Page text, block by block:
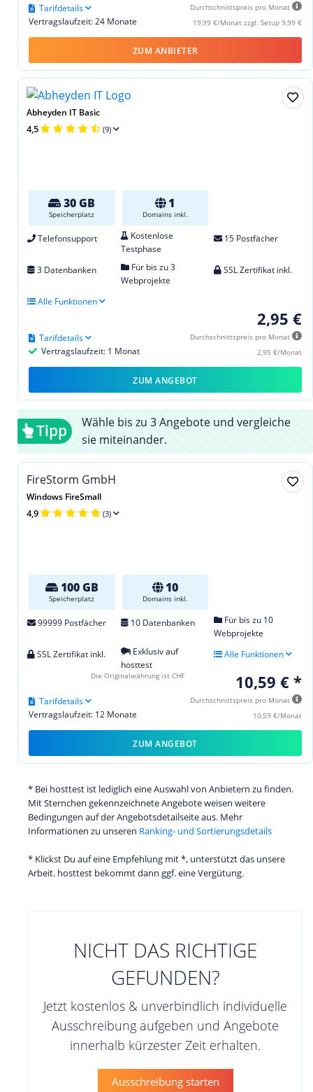
Durchschnittspreis pro Monat
19,99 €/Monat zzgl. Setup 9,99 €
Vertragslaufzeit: 24 Monate
Tarifdetails
ZUM ANBIETER
Abheyden IT Basic
4,5 (9)
30 GB
Speicherplatz
1
Domains inkl.
Telefonsupport
Kostenlose
Testphase
15 Postfächer
3 Datenbanken
Für bis zu 3
Webprojekte
SSL Zertifikat inkl.
Alle Funktionen
2,95 €
Durchschnittspreis pro Monat
2,95 €/Monat
Vertragslaufzeit: 1 Monat
Tarifdetails
ZUM ANGEBOT
Tipp
Wähle bis zu 3 Angebote und vergleiche
sie miteinander.
FireStorm GmbH
Windows FireSmall
4,9 (3)
100 GB
Speicherplatz
10
Domains inkl.
99999 Postfächer 10 Datenbanken
Für bis zu 10
Webprojekte
SSL Zertifikat inkl.
Exklusiv auf
hosttest
Alle Funktionen
10,59 € *
Durchschnittspreis pro Monat
10,59 €/Monat
Vertragslaufzeit: 12 Monate
Tarifdetails
Die Originalwährung ist CHF
ZUM ANGEBOT
* Bei hosttest ist lediglich eine Auswahl von Anbietern zu finden.
Mit Sternchen gekennzeichnete Angebote weisen weitere
Bedingungen auf der Angebotsdetailseite aus. Mehr
Informationen zu unseren Ranking- und Sortierungsdetails
* Klickst Du auf eine Empfehlung mit *, unterstützt das unsere
Arbeit. hosttest bekommt dann ggf. eine Vergütung.
NICHT DAS RICHTIGE
GEFUNDEN?
Jetzt kostenlos & unverbindlich individuelle
Ausschreibung aufgeben und Angebote
innerhalb kürzester Zeit erhalten.
Ausschreibung starten